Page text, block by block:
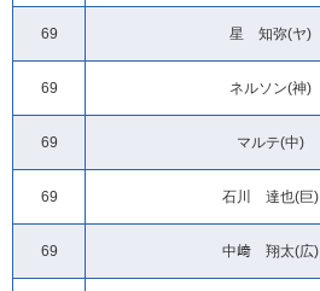
69 星 知弥(ヤ)
69 ネルソン(神)
69 マルテ(中)
69 石川 達也(巨)
69 中﨑 翔太(広)